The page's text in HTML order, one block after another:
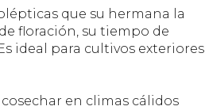
que su hermana la
floración, su tiempo de
ideal para cultivos exteriores
en climas cálidos